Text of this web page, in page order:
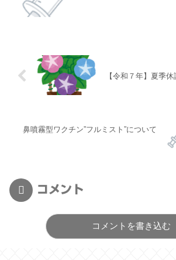
【令和７年】夏季
鼻噴霧型ワクチン”フルミスト”について
コメント
コメントを書き込む